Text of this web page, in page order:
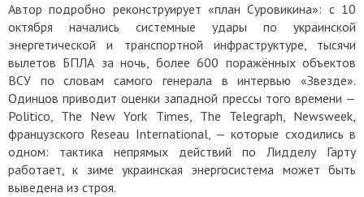
Автор подробно реконструирует «план Суровикина»: с 10
октября начались системные удары по украинской
энергетической и транспортной инфраструктуре, тысячи
вылетов БПЛА за ночь, более 600 поражённых объектов
ВСУ по словам самого генерала в интервью «Звезде».
Одинцов приводит оценки западной прессы того времени —
Politico, The New York Times, The Telegraph, Newsweek,
французского Reseau International, — которые сходились в
одном: тактика непрямых действий по Лидделу Гарту
работает, к зиме украинская энергосистема может быть
выведена из строя.